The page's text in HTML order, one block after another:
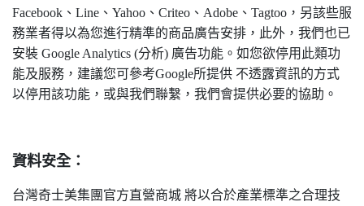
Facebook、Line、Yahoo、Criteo、Adobe、Tagtoo，另該些服
務業者得以為您進行精準的商品廣告安排，此外，我們也已
安裝 Google Analytics (分析) 廣告功能。如您欲停用此類功
能及服務，建議您可參考Google所提供 不透露資訊的方式
以停用該功能，或與我們聯繫，我們會提供必要的協助。
資料安全：
台灣奇士美集團官方直營商城 將以合於產業標準之合理技